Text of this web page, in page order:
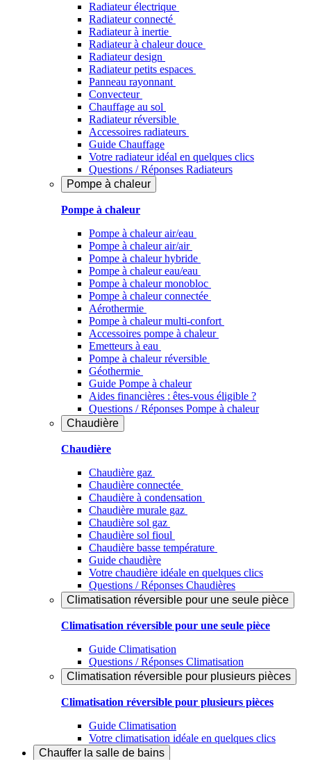
Radiateur électrique
Radiateur connecté
Radiateur à inertie
Radiateur à chaleur douce
Radiateur design
Radiateur petits espaces
Panneau rayonnant
Convecteur
Chauffage au sol
Radiateur réversible
Accessoires radiateurs
Guide Chauffage
Votre radiateur idéal en quelques clics
Questions / Réponses Radiateurs
Pompe à chaleur
Pompe à chaleur
Pompe à chaleur air/eau
Pompe à chaleur air/air
Pompe à chaleur hybride
Pompe à chaleur​ eau/eau
Pompe à chaleur monobloc
Pompe à chaleur connectée
Aérothermie
Pompe à chaleur multi-confort
Accessoires pompe à chaleur
Emetteurs à eau
Pompe à chaleur réversible
Géothermie
Guide Pompe à chaleur
Aides financières : êtes-vous éligible ?
Questions / Réponses Pompe à chaleur
Chaudière
Chaudière
Chaudière gaz
Chaudière connectée
Chaudière à condensation
Chaudière murale gaz
Chaudière sol gaz
Chaudière sol fioul
Chaudière basse température
Guide chaudière
Votre chaudière idéale en quelques clics
Questions / Réponses Chaudières
Climatisation réversible pour une seule pièce
Climatisation réversible pour une seule pièce
Guide Climatisation
Questions / Réponses Climatisation
Climatisation réversible pour plusieurs pièces
Climatisation réversible pour plusieurs pièces
Guide Climatisation
Votre climatisation idéale en quelques clics
Chauffer la salle de bains